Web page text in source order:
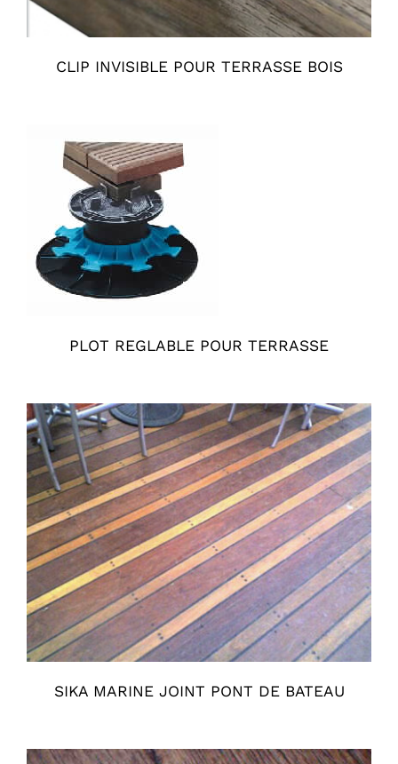
CLIP INVISIBLE POUR TERRASSE BOIS
PLOT REGLABLE POUR TERRASSE
SIKA MARINE JOINT PONT DE BATEAU